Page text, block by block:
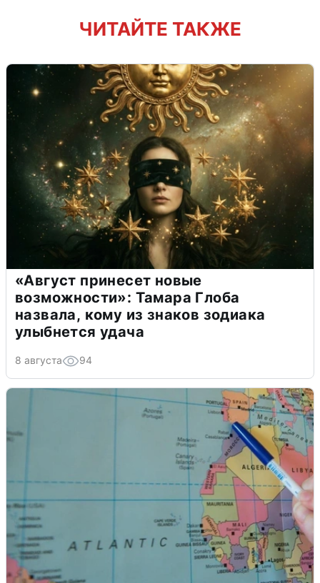
ЧИТАЙТЕ ТАКЖЕ
«Август принесет новые
возможности»: Тамара Глоба
назвала, кому из знаков зодиака
улыбнется удача
8 августа 94